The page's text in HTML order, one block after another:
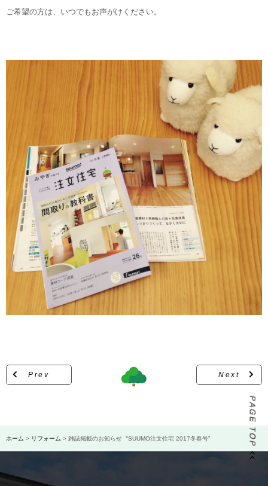
ご希望の方は、いつでもお声がけください。
Prev Next
ホーム > リフォーム > 雑誌掲載のお知らせ〝SUUMO注文住宅 2017冬春号”